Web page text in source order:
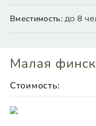
Вместимость: до 8
Малая
Стоимость: